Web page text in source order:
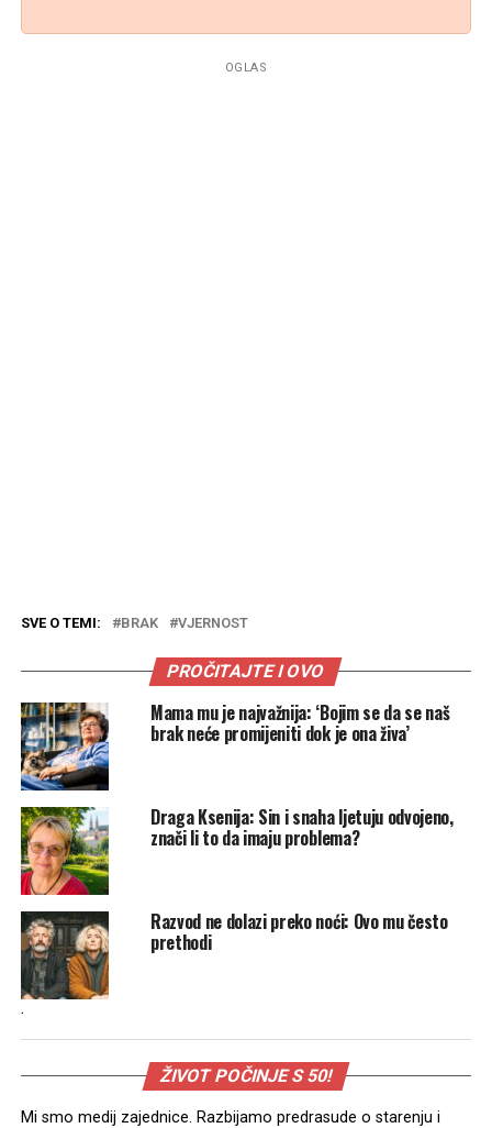
OGLAS
SVE O TEMI: BRAK VJERNOST
PROČITAJTE I OVO
Mama mu je najvažnija: ‘Bojim se da se naš
brak neće promijeniti dok je ona živa’
Draga Ksenija: Sin i snaha ljetuju odvojeno,
znači li to da imaju problema?
Razvod ne dolazi preko noći: Ovo mu često
prethodi
.
ŽIVOT POČINJE S 50!
Mi smo medij zajednice. Razbijamo predrasude o starenju i